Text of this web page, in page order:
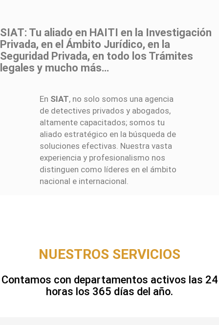
SIAT: Tu aliado en HAITI en la Investigación
Privada, en el Ámbito Jurídico, en la
Seguridad Privada, en todo los Trámites
legales y mucho más…
En SIAT, no solo somos una agencia
de detectives privados y abogados,
altamente capacitados; somos tu
aliado estratégico en la búsqueda de
soluciones efectivas. Nuestra vasta
experiencia y profesionalismo nos
distinguen como líderes en el ámbito
nacional e internacional.
NUESTROS SERVICIOS
Contamos con departamentos activos las 24
horas los 365 días del año.